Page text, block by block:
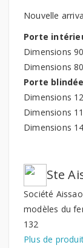
Nouvelle
Porte
Dimensions
Dimensions
Porte
Dimensions
Dimensions
Dimensions
Ste
Société
modèles du
132
Plus de